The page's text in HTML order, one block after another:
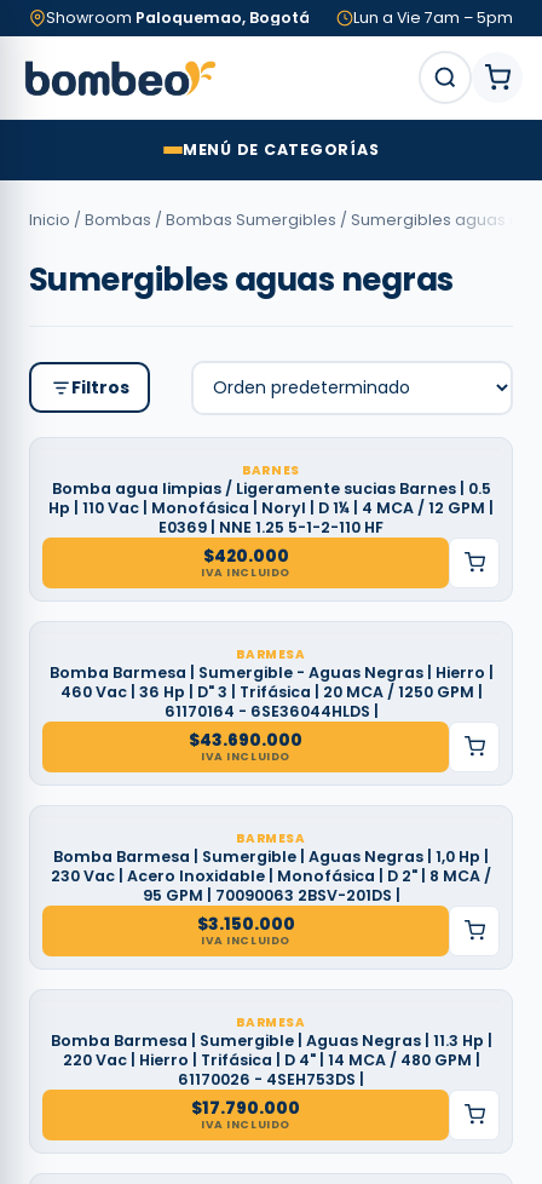
Showroom Paloquemao, Bogotá Lun a Vie 7am – 5pm
MENÚ DE CATEGORÍAS
Inicio / Bombas / Bombas Sumergibles / Sumergibles aguas
Sumergibles aguas negras
Filtros
BARNES
Bomba agua limpias / Ligeramente sucias Barnes | 0.5
Hp | 110 Vac | Monofásica | Noryl | D 1¼ | 4 MCA / 12 GPM |
E0369 | NNE 1.25 5-1-2-110 HF
$420.000
IVA INCLUIDO
BARMESA
Bomba Barmesa | Sumergible - Aguas Negras | Hierro |
460 Vac | 36 Hp | D" 3 | Trifásica | 20 MCA / 1250 GPM |
61170164 - 6SE36044HLDS |
$43.690.000
IVA INCLUIDO
BARMESA
Bomba Barmesa | Sumergible | Aguas Negras | 1,0 Hp |
230 Vac | Acero Inoxidable | Monofásica | D 2" | 8 MCA /
95 GPM | 70090063 2BSV-201DS |
$3.150.000
IVA INCLUIDO
BARMESA
Bomba Barmesa | Sumergible | Aguas Negras | 11.3 Hp |
220 Vac | Hierro | Trifásica | D 4" | 14 MCA / 480 GPM |
61170026 - 4SEH753DS |
$17.790.000
IVA INCLUIDO